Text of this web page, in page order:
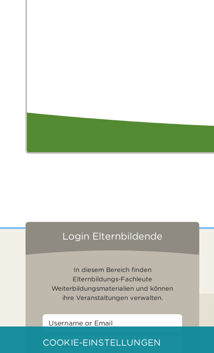
Login Elternbildende
In diesem Bereich finden
Elternbildungs-Fachleute
Weiterbildungsmaterialien und können
ihre Veranstaltungen verwalten.
COOKIE-EINSTELLUNGEN